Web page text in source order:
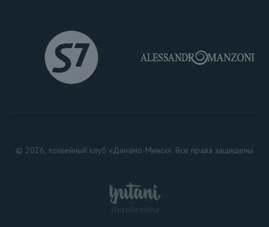
© 2026, хоккейный клуб «Динамо-Минск». Все права защищены
Дизайн сайта